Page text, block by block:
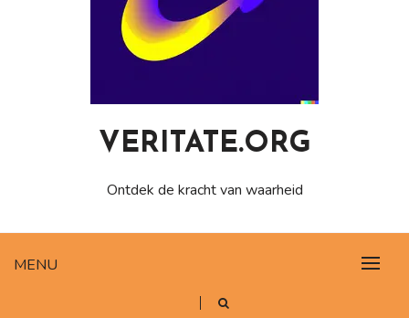
MENU
VERITATE.ORG
Ontdek de kracht van waarheid